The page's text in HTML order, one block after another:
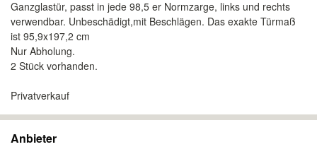
Ganzglastür, passt in jede 98,5 er Normzarge, links und rechts
verwendbar. Unbeschädigt,mit Beschlägen. Das exakte Türmaß
ist 95,9x197,2 cm
Nur Abholung.
2 Stück vorhanden.
Privatverkauf
Anbieter